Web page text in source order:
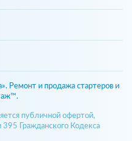
Ремонт и продажа стартеров и
публичной офертой,
Гражданского Кодекса